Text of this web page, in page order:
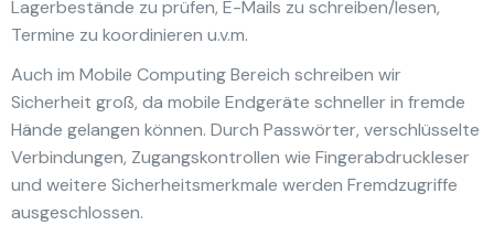
Lagerbestände zu prüfen, E-Mails zu schreiben/lesen,
Termine zu koordinieren u.v.m.
Auch im Mobile Computing Bereich schreiben wir
Sicherheit groß, da mobile Endgeräte schneller in fremde
Hände gelangen können. Durch Passwörter, verschlüsselte
Verbindungen, Zugangskontrollen wie Fingerabdruckleser
und weitere Sicherheitsmerkmale werden Fremdzugriffe
ausgeschlossen.